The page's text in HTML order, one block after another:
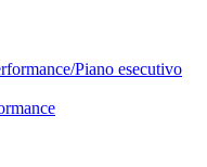
Piano esecutivo